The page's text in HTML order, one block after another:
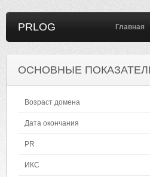
PRLOG Главная
ОСНОВНЫЕ
Возраст домена
Дата окончания
PR
ИКС